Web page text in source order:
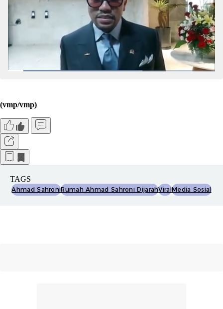
(vmp/vmp)
TAGS
Ahmad SahroniRumah Ahmad Sahroni DijarahViralMedia Sosial